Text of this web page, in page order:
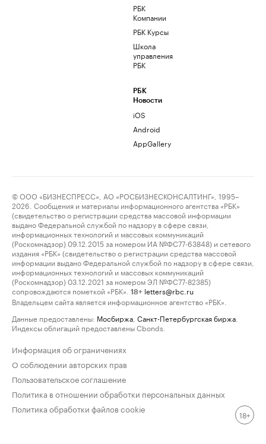
РБК
Компании
РБК Курсы
Школа
управления
РБК
РБК
Новости
iOS
Android
AppGallery
© ООО «БИЗНЕСПРЕСС», АО «РОСБИЗНЕСКОНСАЛТИНГ», 1995–
2026. Сообщения и материалы информационного агентства «РБК»
(свидетельство о регистрации средства массовой информации
выдано Федеральной службой по надзору в сфере связи,
информационных технологий и массовых коммуникаций
(Роскомнадзор) 09.12.2015 за номером ИА №ФС77-63848) и сетевого
издания «РБК» (свидетельство о регистрации средства массовой
информации выдано Федеральной службой по надзору в сфере связи,
информационных технологий и массовых коммуникаций
(Роскомнадзор) 03.12.2021 за номером ЭЛ №ФС77-82385)
сопровождаются пометкой «РБК».
18+ letters@rbc.ru
Владельцем сайта является информационное агентство «РБК».
Данные предоставлены: Мосбиржа Санкт-Петербургская биржа
Индексы облигаций предоставлены Cbonds.
Информация об ограничениях
О соблюдении авторских прав
Пользовательское соглашение
Политика в отношении обработки персональных данных
Политика обработки файлов cookie
18+